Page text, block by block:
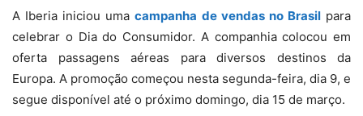
A Iberia iniciou umacampanha de vendas no Brasilpara
celebrar o Dia do Consumidor. A companhia colocou em
oferta passagens aéreas para diversos destinos da
Europa. A promoção começou nesta segunda-feira, dia 9, e
segue disponível até o próximo domingo, dia 15 de março.